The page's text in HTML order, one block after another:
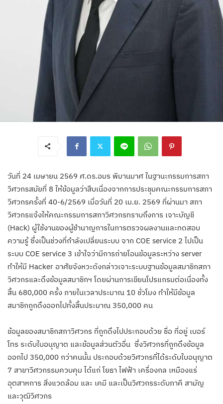
วันที่ 24 เมษายน 2569 ศ.ดร.อมร พิมานมาศ ในฐานะกรรมการสภา
วิศวกรสมัยที่ 8 ให้ข้อมูลว่าสืบเนื่องจากการประชุมคณะกรรมการสภา
วิศวกรครั้งที่ 40-6/2569 เมื่อวันที่ 20 เม.ย. 2569 ที่ผ่านมา สภา
วิศวกรแจ้งให้คณะกรรมการสภาวิศวกรทราบถึงการ เจาะบัญชี
(Hack) ผู้ใช้งานของผู้ชำนาญการในการตรวจผลงานและทดสอบ
ความรู้ ซึ่งเป็นช่วงที่กำลังเปลี่ยนระบบ จาก COE service 2 ไปเป็น
ระบบ COE service 3 เข้าใจว่ามีการถ่ายโอนข้อมูลระหว่าง server
ทำให้มี Hacker อาศัยจังหวะดังกล่าวเจาะระบบฐานข้อมูลสมาชิกสภา
วิศวกรและดึงข้อมูลสมาชิกฯ โดยผ่านการเขียนโปรแกรมต่อเนื่องทั้ง
สิ้น 680,000 ครั้ง ภายในเวลาประมาณ 10 ชั่วโมง ทำให้มีข้อมูล
สมาชิกถูกดึงออกไปทั้งสิ้นประมาณ 350,000 คน
ข้อมูลของสมาชิกสภาวิศวกร ที่ถูกดึงไปประกอบด้วย ชื่อ ที่อยู่ เบอร์
โทร ระดับใบอนุญาต และข้อมูลส่วนตัวอื่น ซึ่งวิศวกรที่ถูกดึงข้อมูล
ออกไป 350,000 กว่าคนนั้น ประกอบด้วยวิศวกรที่ได้ระดับใบอนุญาต
7 สาขาวิศวกรรมควบคุม ได้แก่ โยธา ไฟฟ้า เครื่องกล เหมืองแร่
อุตสาหการ สิ่งแวดล้อม และ เคมี และเป็นวิศวกรระดับภาคี สามัญ
และวุฒิวิศวกร